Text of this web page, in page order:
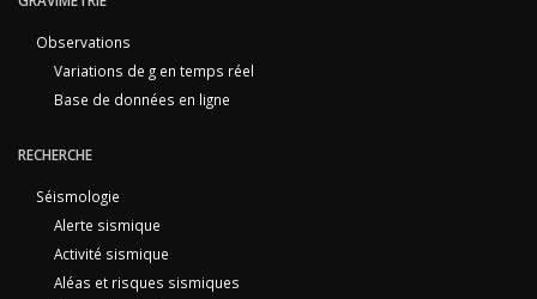
Observations
Variations de g en temps réel
Base de données en ligne
RECHERCHE
Séismologie
Alerte sismique
Activité sismique
Aléas et risques sismiques